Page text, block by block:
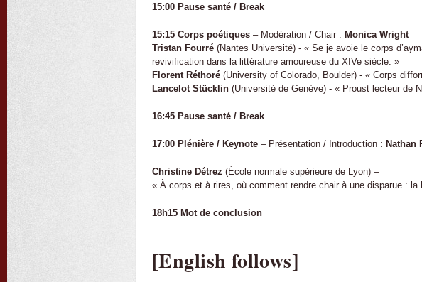
15:00 Pause santé / Break
15:15 Corps poétiques – Modération / Chair : Monica Wright
Tristan Fourré (Nantes Université) - « Se je avoie le corps
revivification dans la littérature amoureuse du XIVe siècle. »
Florent Réthoré (University of Colorado, Boulder) - « Corps
Lancelot Stücklin (Université de Genève) - « Proust lecteur de
16:45 Pause santé / Break
17:00 Plénière / Keynote – Présentation / Introduction : Nathan
Christine Détrez (École normale supérieure de Lyon) –
« À corps et à rires, où comment rendre chair à une disparue :
18h15 Mot de conclusion
[English follows]